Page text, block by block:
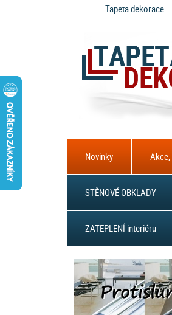
Tapeta dekorace
Novinky Akce,
STĚNOVÉ OBKLADY
ZATEPLENÍ interiéru